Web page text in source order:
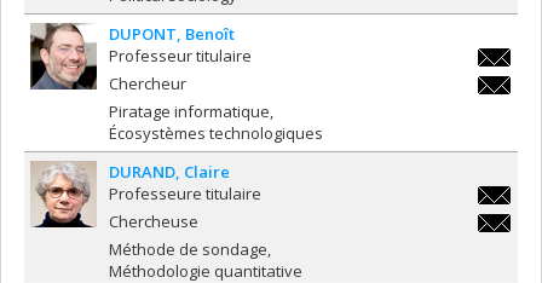
DUPONT Benoît
Professeur titulaire
Chercheur
Piratage informatique
Écosystèmes technologiques
DURAND Claire
Professeure titulaire
Chercheuse
Méthode de sondage
Méthodologie quantitative